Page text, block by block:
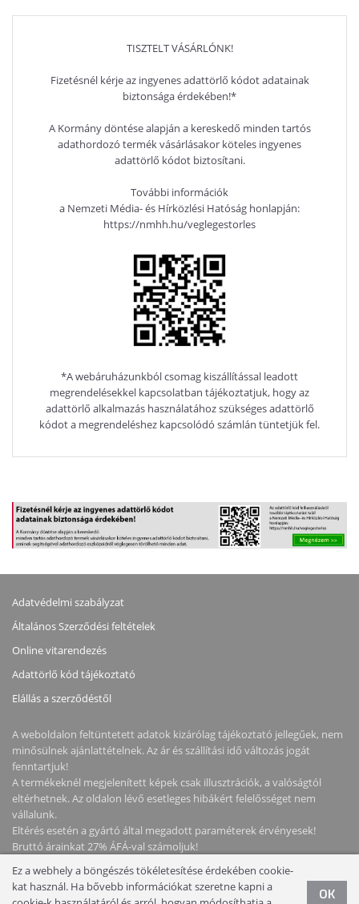
TISZTELT VÁSÁRLÓNK!
Fizetésnél kérje az ingyenes adattörlő kódot adatainak
biztonsága érdekében!*
A Kormány döntése alapján a kereskedő minden tartós
adathordozó termék vásárlásakor köteles ingyenes
adattörlő kódot biztosítani.
További információk
a Nemzeti Média- és Hírközlési Hatóság honlapján:
https://nmhh.hu/veglegestorles
*A webáruházunkból csomag kiszállítással leadott
megrendelésekkel kapcsolatban tájékoztatjuk, hogy az
adattörlő alkalmazás használatához szükséges adattörlő
kódot a megrendeléshez kapcsolódó számlán tüntetjük fel.
Adatvédelmi szabályzat
Általános Szerződési feltételek
Online vitarendezés
Adattörlő kód tájékoztató
Elállás a szerződéstől
A weboldalon feltüntetett adatok kizárólag tájékoztató jellegűek, nem
minősülnek ajánlattételnek. Az ár és szállítási idő változás jogát
fenntartjuk!
A termékeknél megjelenített képek csak illusztrációk, a valóságtól
eltérhetnek. Az oldalon lévő esetleges hibákért felelősséget nem
vállalunk.
Eltérés esetén a gyártó által megadott paraméterek érvényesek!
Bruttó árainkat 27% ÁFÁ-val számoljuk!
Copyright © 2026 NotebookStore. Minden jog fenntartva!
Ez a webhely a böngészés tökéletesítése érdekében cookie-
kat használ. Ha bővebb információkat szeretne kapni a
OK